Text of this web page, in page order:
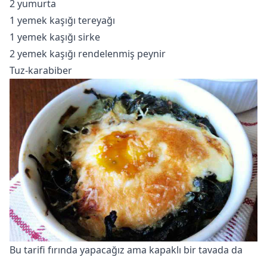
2 yumurta
1 yemek kaşığı tereyağı
1 yemek kaşığı sirke
2 yemek kaşığı rendelenmiş peynir
Tuz-karabiber
Bu tarifi fırında yapacağız ama kapaklı bir tavada da